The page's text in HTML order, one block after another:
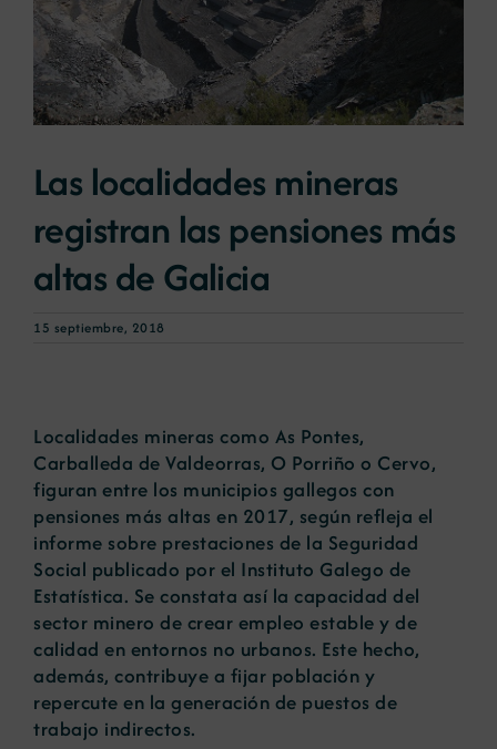
Noticias
Las localidades mineras
registran las pensiones más
altas de Galicia
15 septiembre, 2018
Localidades mineras como As Pontes,
Carballeda de Valdeorras, O Porriño o Cervo,
figuran entre los municipios gallegos con
pensiones más altas en 2017, según refleja el
informe sobre prestaciones de la Seguridad
Social publicado por el Instituto Galego de
Estatística. Se constata así la capacidad del
sector minero de crear empleo estable y de
calidad en entornos no urbanos. Este hecho,
además, contribuye a fijar población y
repercute en la generación de puestos de
trabajo indirectos.